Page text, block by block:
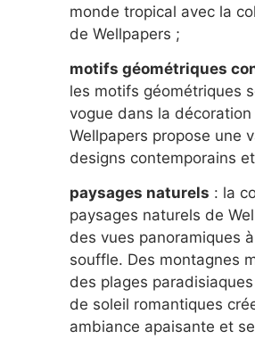
monde tropical avec la
de Wellpapers ;
motifs géométriques
les motifs géométriques
vogue dans la
Wellpapers propose une
designs contemporains
paysages naturels : la
paysages naturels de
des vues panoramiques
souffle. Des montagnes
des plages
de soleil romantiques
ambiance apaisante et